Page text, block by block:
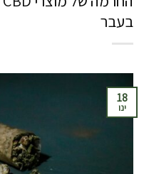
בעבר
18
ינו